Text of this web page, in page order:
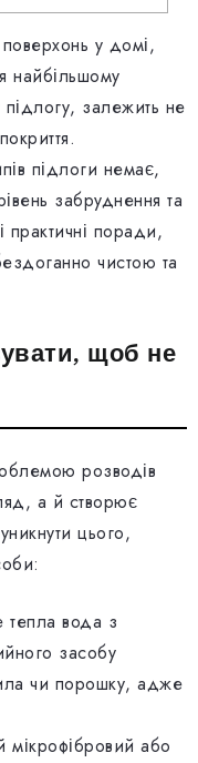
у домі,
найбільшому
залежить не
підлоги немає,
забруднення та
поради,
чистою та
щоб не
розводів
а й створює
цього,
тепла вода з
засобу
чи порошку, адже
мікрофібровий або